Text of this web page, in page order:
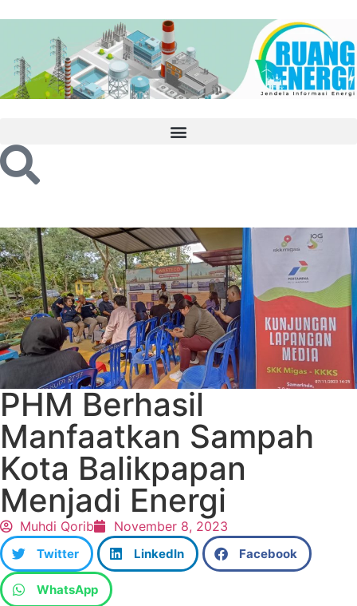
PHM Berhasil
Manfaatkan Sampah
Kota Balikpapan
Menjadi Energi
Muhdi Qorib November 8, 2023
Twitter LinkedIn Facebook
WhatsApp